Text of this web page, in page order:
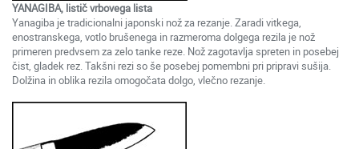
YANAGIBA, listič vrbovega lista
Yanagiba je tradicionalni japonski nož za rezanje. Zaradi vitkega,
enostranskega, votlo brušenega in razmeroma dolgega rezila je nož
primeren predvsem za zelo tanke reze. Nož zagotavlja spreten in posebej
čist, gladek rez. Takšni rezi so še posebej pomembni pri pripravi sušija.
Dolžina in oblika rezila omogočata dolgo, vlečno rezanje.